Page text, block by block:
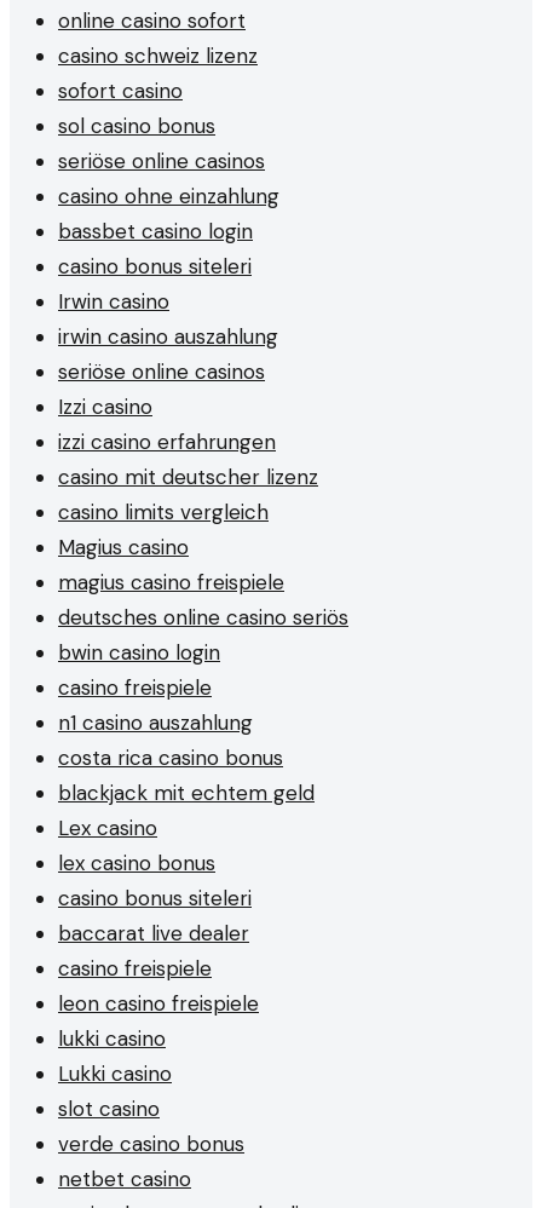
online casino sofort
casino schweiz lizenz
sofort casino
sol casino bonus
seriöse online casinos
casino ohne einzahlung
bassbet casino login
casino bonus siteleri
Irwin casino
irwin casino auszahlung
seriöse online casinos
Izzi casino
izzi casino erfahrungen
casino mit deutscher lizenz
casino limits vergleich
Magius casino
magius casino freispiele
deutsches online casino seriös
bwin casino login
casino freispiele
n1 casino auszahlung
costa rica casino bonus
blackjack mit echtem geld
Lex casino
lex casino bonus
casino bonus siteleri
baccarat live dealer
casino freispiele
leon casino freispiele
lukki casino
Lukki casino
slot casino
verde casino bonus
netbet casino